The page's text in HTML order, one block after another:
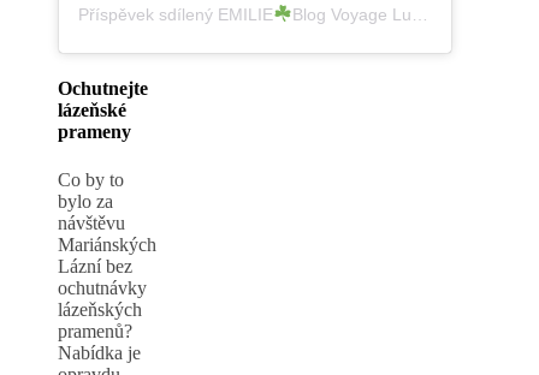
Příspěvek sdílený EMILIE Blog Voyage Luxembourg (@mytravelbackground)
Ochutnejte
lázeňské
prameny
Co by to
bylo za
návštěvu
Mariánských
Lázní bez
ochutnávky
lázeňských
pramenů?
Nabídka je